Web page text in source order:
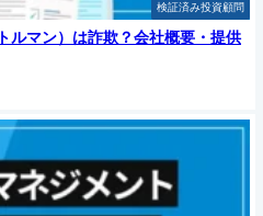
検証済み投資顧問
ルマン）は詐欺？会社概要・提供